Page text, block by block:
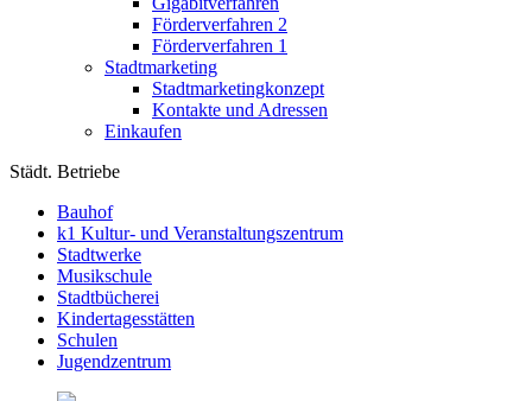
Förderverfahren 2
Förderverfahren 1
Stadtmarketing
Stadtmarketingkonzept
Kontakte und Adressen
Einkaufen
Städt. Betriebe
Bauhof
k1 Kultur- und Veranstaltungszentrum
Stadtwerke
Musikschule
Stadtbücherei
Kindertagesstätten
Schulen
Jugendzentrum